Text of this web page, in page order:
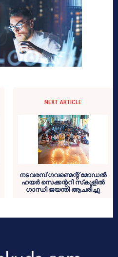
NEXT ARTICLE
നടവരമ്പ് ഗവണ്മെന്റ് മോഡല്‍
ഹയര്‍ സെക്കന്ററി സ്‌കൂളില്‍
ഗാന്ധി ജയന്തി ആചരിച്ചു